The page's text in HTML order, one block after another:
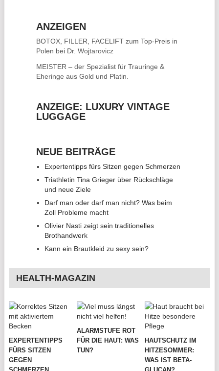
ANZEIGEN
BOTOX, FILLER, FACELIFTzum Top-Preis in
Polen bei Dr. Wojtarovicz
MEISTER – der Spezialist für Trauringe &
Eheringe aus Gold und Platin.
ANZEIGE: LUXURY VINTAGE
LUGGAGE
NEUE BEITRÄGE
Expertentipps fürs Sitzen gegen Schmerzen
Triathletin Tina Grieger über Rückschläge
und neue Ziele
Darf man oder darf man nicht? Was beim
Zoll Probleme macht
Olivier Nasti zeigt sein traditionelles
Brothandwerk
Kann ein Brautkleid zu sexy sein?
HEALTH-MAGAZIN
EXPERTENTIPPS
FÜRS SITZEN
GEGEN
ALARMSTUFE ROT
FÜR DIE HAUT: WAS
TUN?
HAUTSCHUTZ IM
HITZESOMMER:
WAS IST BETA-